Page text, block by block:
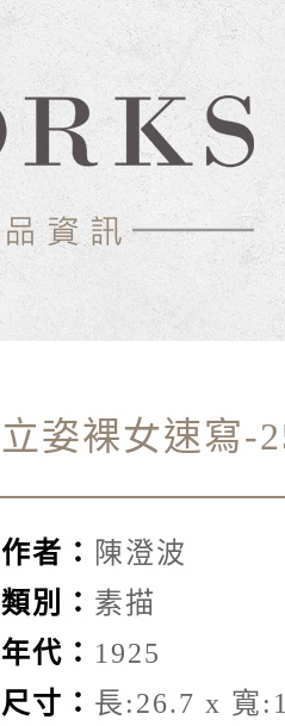
立姿裸女速寫-
作者： 陳澄波
類別： 素描
年代： 1925
尺寸： 長:26.7 x 寬